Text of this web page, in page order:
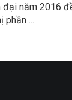
đại năm 2016
phần ...